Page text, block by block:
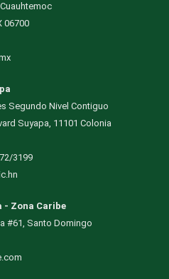
06700
Segundo Nivel Contiguo
Suyapa, 11101 Colonia
3199
- Zona Caribe
#61, Santo Domingo